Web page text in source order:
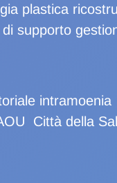
plastica
supporto
intramoenia
Città della